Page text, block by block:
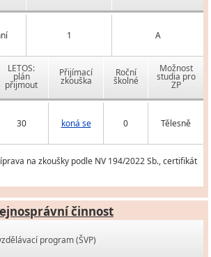
1 A
LETOS:
plán
přijmout
Přijímací
zkouška
Roční
školné
Možnost
studia pro
ZP
30 koná se 0 Tělesně
na zkoušky podle NV 194/2022 Sb., certifikát
činnost
program (ŠVP)